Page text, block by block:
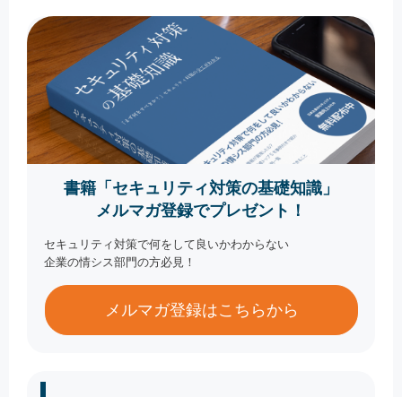
書籍「セキュリティ対策の基礎知識」
メルマガ登録でプレゼント！
セキュリティ対策で何をして良いかわからない
企業の情シス部門の方必見！
メルマガ登録はこちらから